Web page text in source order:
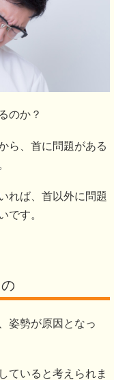
のか？
ら、首に問題がある
れば、首以外に問題
です。
姿勢が原因となっ
ていると考えられま